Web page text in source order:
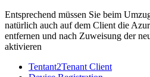
Entsprechend müssen Sie beim
natürlich auch auf dem Client die
entfernen und nach Zuweisung der
aktivieren
Tentant2Tenant Client